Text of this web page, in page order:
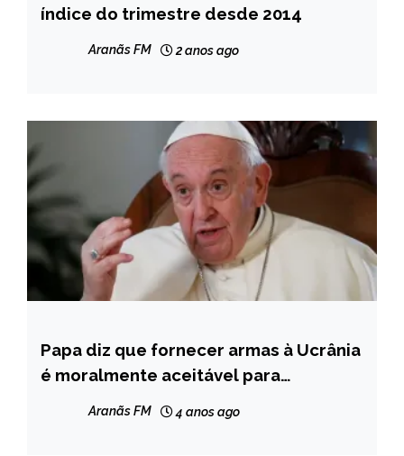
NOTÍCIAS
índice do trimestre desde 2014
Aranãs FM 2 anos ago
INTERNACIONAL
NOTÍCIAS
Papa diz que fornecer armas à Ucrânia
é moralmente aceitável para
Aranãs FM 4 anos ago